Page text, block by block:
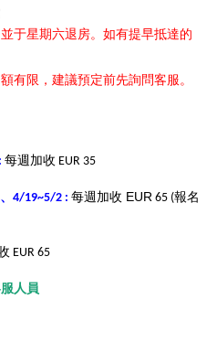
于星期六退房。 如有提早抵達的
有限，建議預定前先詢問客服。
每週加收 EUR 35
4/19~5/2 : 每週加收 EUR 65 (報名
EUR 65
人員